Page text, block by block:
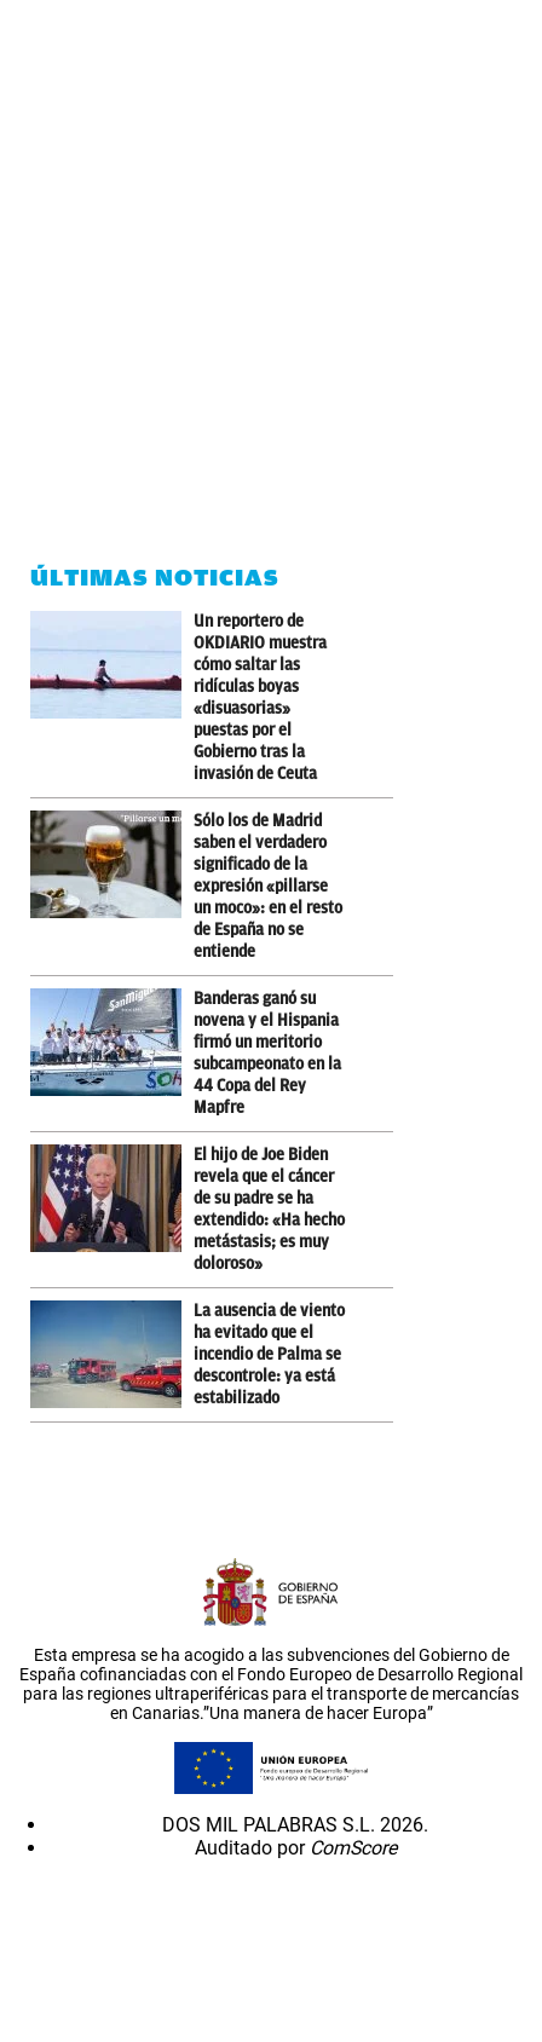
ÚLTIMAS NOTICIAS
Un reportero de
OKDIARIO muestra
cómo saltar las
ridículas boyas
«disuasorias»
puestas por el
Gobierno tras la
invasión de Ceuta
Sólo los de Madrid
saben el verdadero
significado de la
expresión «pillarse
un moco»: en el resto
de España no se
entiende
Banderas ganó su
novena y el Hispania
firmó un meritorio
subcampeonato en la
44 Copa del Rey
Mapfre
El hijo de Joe Biden
revela que el cáncer
de su padre se ha
extendido: «Ha hecho
metástasis; es muy
doloroso»
La ausencia de viento
ha evitado que el
incendio de Palma se
descontrole: ya está
estabilizado
Esta empresa se ha acogido a las subvenciones del Gobierno de
España cofinanciadas con el Fondo Europeo de Desarrollo Regional
para las regiones ultraperiféricas para el transporte de mercancías
en Canarias.”Una manera de hacer Europa”
DOS MIL PALABRAS S.L. 2026.
Auditado por ComScore